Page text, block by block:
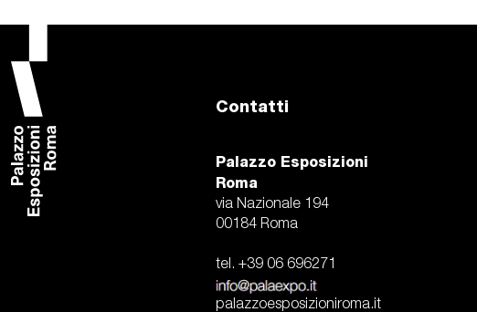
Contatti
Palazzo Esposizioni
Roma
via Nazionale 194
00184 Roma
tel. +39 06 696271
palazzoesposizioniroma.it